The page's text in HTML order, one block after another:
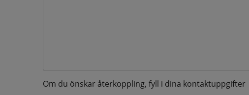
Om du önskar återkoppling, fyll i dina kontaktuppgifter